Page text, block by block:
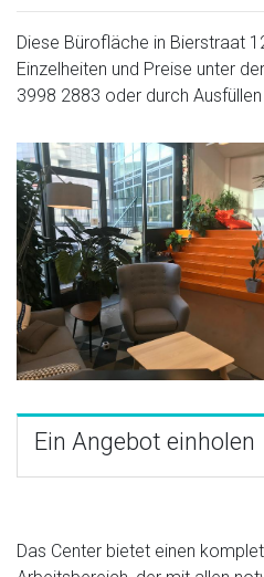
Diese Bürofläche in Bierstraat
Einzelheiten und Preise unter
3998 2883 oder durch
Ein Angebot einholen
Das Center bietet einen